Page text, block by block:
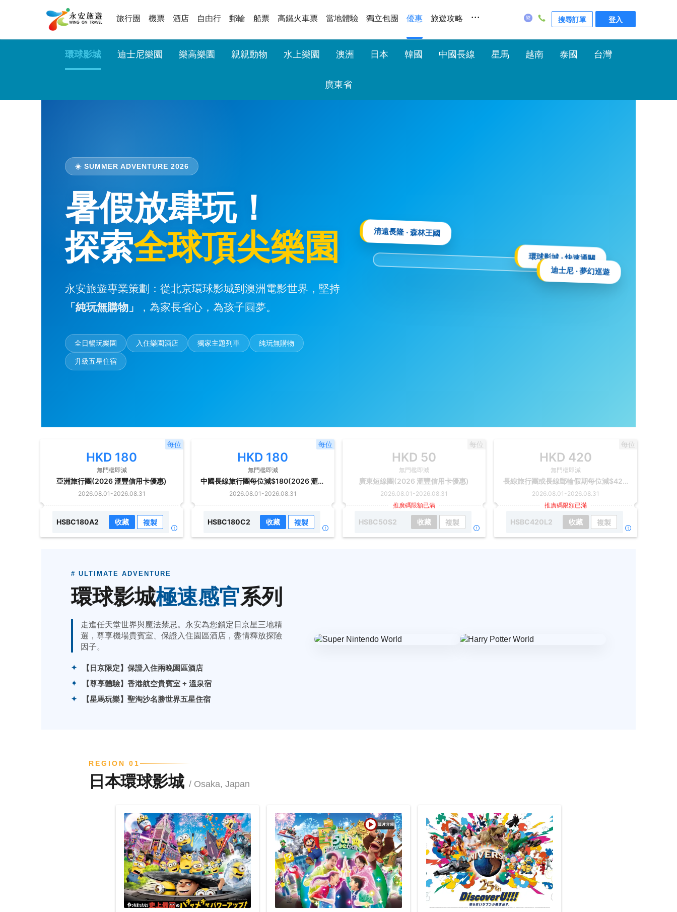
旅行團 機票 酒店 自由行 郵輪 船票 高鐵火車票 當地體驗 獨立包團 優惠 旅遊攻略 ... 搜尋訂單 登入
環球影城 迪士尼樂園 樂高樂園 親親動物 水上樂園 澳洲 日本 韓國 中國長線 星馬 越南 泰國 台灣
廣東省
☀️ SUMMER ADVENTURE 2026
暑假放肆玩！
探索全球頂尖樂園
永安旅遊專業策劃：從北京環球影城到澳洲電影世界，堅持
「純玩無購物」
，為家長省心，為孩子圓夢。
全日暢玩樂園 入住樂園酒店 獨家主題列車 純玩無購物
升級五星住宿
環球影城 ‧ 快速通關
清遠長隆 ‧ 森林王國
迪士尼 ‧ 夢幻巡遊
HKD 180
無門檻即減
亞洲旅行團(2026 滙豐信用卡優惠)
2026.08.01 -2026.08.31
每位
HSBC180A2 收藏 複製
HKD 180
無門檻即減
中國長線旅行團每位減$180(2026 滙豐信用卡優惠)
2026.08.01 -2026.08.31
每位
HSBC180C2 收藏 複製
HKD 50
無門檻即減
廣東短線團(2026 滙豐信用卡優惠)
2026.08.01 -2026.08.31
每位
推廣碼限額已滿
HSBC50S2 收藏 複製
HKD 420
無門檻即減
長線旅行團或長線郵輪假期每位減$420(2026 滙豐信用卡優惠)
2026.08.01 -2026.08.31
每位
推廣碼限額已滿
HSBC420L2 收藏 複製
# ULTIMATE ADVENTURE
環球影城極速感官系列
走進任天堂世界與魔法禁忌。永安為您鎖定日京星三地精
選，尊享機場貴賓室、保證入住園區酒店，盡情釋放探險
因子。
【日京限定】保證入住兩晚園區酒店
【尊享體驗】香港航空貴賓室 + 溫泉宿
【星馬玩樂】聖淘沙名勝世界五星住宿
REGION 01
日本環球影城 / Osaka, Japan